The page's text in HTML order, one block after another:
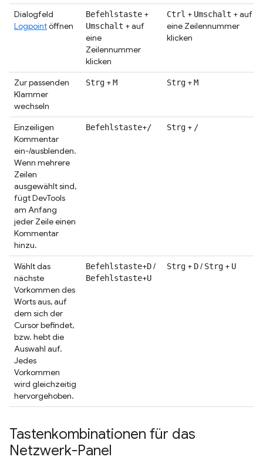
Dialogfeld
Logpointöffnen
Befehlstaste +
Umschalt + auf
eine
Zeilennummer
klicken
Ctrl + Umschalt + auf
eine Zeilennummer
klicken
Zur passenden
Klammer
wechseln
Strg +M Strg +M
Einzeiligen
Kommentar
ein-/ausblenden.
Wenn mehrere
Zeilen
ausgewählt sind,
fügt DevTools
am Anfang
jeder Zeile einen
Kommentar
hinzu.
Befehlstaste+/ Strg + /
Wählt das
nächste
Vorkommen des
Worts aus, auf
dem sich der
Cursor befindet,
bzw. hebt die
Auswahl auf.
Jedes
Vorkommen
wird gleichzeitig
hervorgehoben.
Befehlstaste+D/
Befehlstaste+U
Strg + D/ Strg + U
Tastenkombinationen für das
Netzwerk-Panel